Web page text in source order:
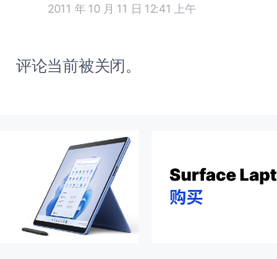
2011 年 10 月 11 日 12:41 上午
评论当前被关闭。